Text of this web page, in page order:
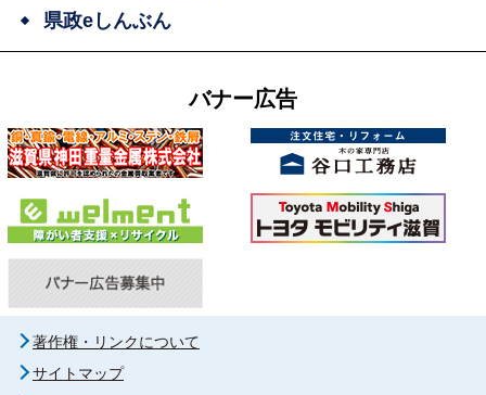
県政eしんぶん
バナー広告
著作権・リンクについて
サイトマップ